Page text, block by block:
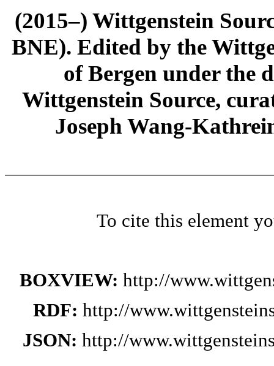
(2015–) Wittgenstein
BNE). Edited by the
of Bergen under the
Wittgenstein Source,
Joseph Wang-
To cite this element
BOXVIEW: http://
RDF: http://
JSON: http://